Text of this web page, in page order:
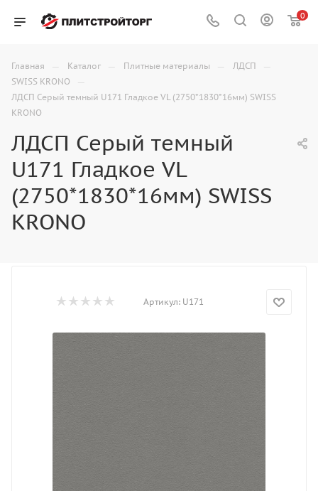
0
Главная — Каталог — Плитные материалы — ЛДСП —
SWISS KRONO —
ЛДСП Серый темный U171 Гладкое VL (2750*1830*16мм) SWISS
KRONO
ЛДСП Серый темный
U171 Гладкое VL
(2750*1830*16мм) SWISS
KRONO
Артикул: U171